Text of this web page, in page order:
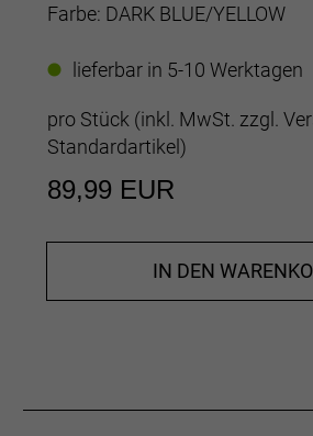
Farbe: DARK BLUE/YELLOW
lieferbar in 5-10 Werktagen
pro Stück (inkl. MwSt. zzgl.
Standardartikel)
89,99 EUR
IN DEN